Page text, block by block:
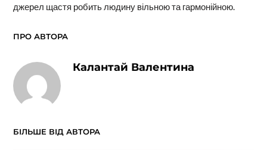
джерел щастя робить людину вільною та гармонійною.
ПРО АВТОРА
Калантай Валентина
БІЛЬШЕ ВІД АВТОРА